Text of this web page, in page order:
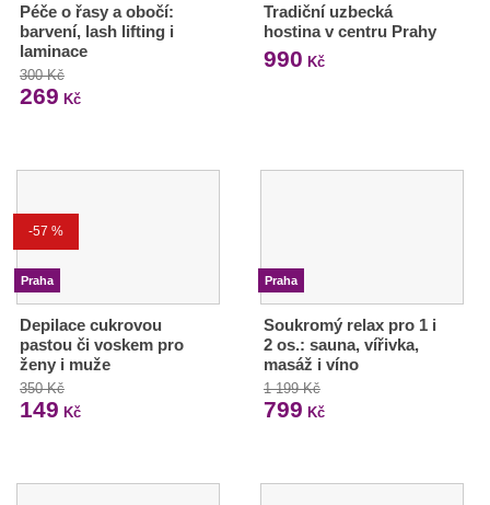
Péče o řasy a obočí:
barvení, lash lifting i
laminace
300 Kč
269 Kč
Tradiční uzbecká
hostina v centru Prahy
990 Kč
-57 %
Praha
Depilace cukrovou
pastou či voskem pro
ženy i muže
350 Kč
149 Kč
Praha
Soukromý relax pro 1 i
2 os.: sauna, vířivka,
masáž i víno
1 199 Kč
799 Kč